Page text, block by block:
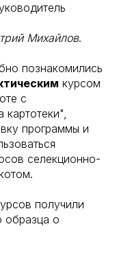
Михайлов.
познакомились
курсом
с
картотеки",
программы и
селекционно-
получили
образца о